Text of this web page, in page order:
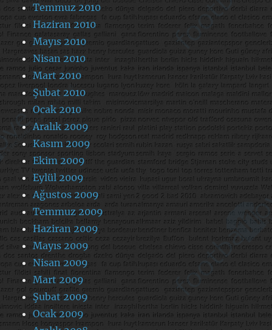
Temmuz 2010
Haziran 2010
Mayıs 2010
Nisan 2010
Mart 2010
Şubat 2010
Ocak 2010
Aralık 2009
Kasım 2009
Ekim 2009
Eylül 2009
Ağustos 2009
Temmuz 2009
Haziran 2009
Mayıs 2009
Nisan 2009
Mart 2009
Şubat 2009
Ocak 2009